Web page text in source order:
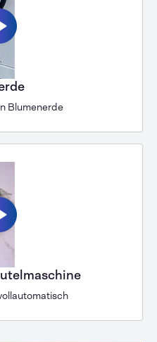
Blumenerde